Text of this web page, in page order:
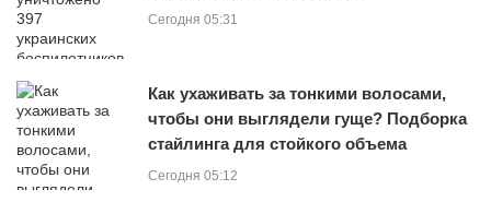
Сегодня 05:31
Как ухаживать за тонкими волосами,
чтобы они выглядели гуще? Подборка
стайлинга для стойкого объема
Сегодня 05:12